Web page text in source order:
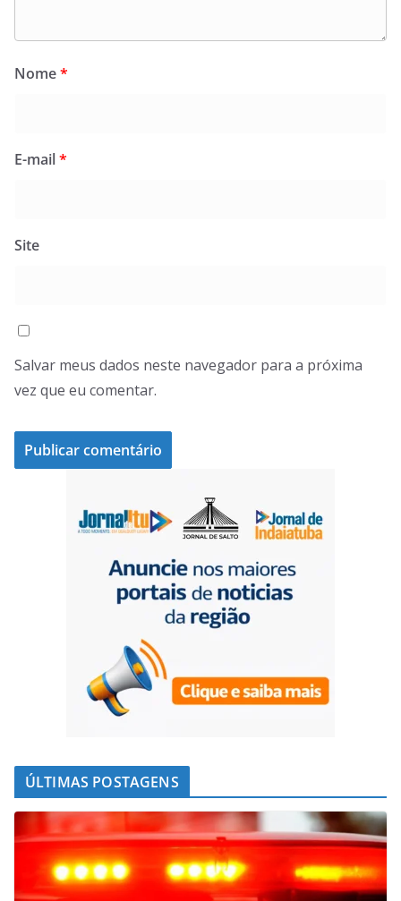
Nome*
E-mail*
Site
Salvar meus dados neste navegador para a próxima
vez que eu comentar.
ÚLTIMAS POSTAGENS